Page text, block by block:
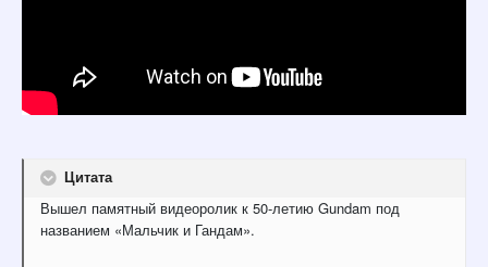
Цитата
Вышел памятный видеоролик к 50-летию Gundam под
названием «Мальчик и Гандам».